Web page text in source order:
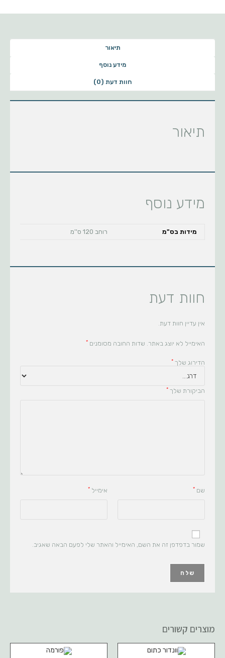
מוצרים קשורים
תיאור
מידע נוסף
חוות דעת (0)
תיאור
מידע נוסף
מידות בס"מ רוחב 120 ס''מ
חוות דעת
אין עדיין חוות דעת.
האימייל לא יוצג באתר. שדות החובה מסומנים *
הדירוג שלך *
הביקורת שלך *
שם * אימייל *
שמור בדפדפן זה את השם, האימייל והאתר שלי לפעם הבאה שאגיב.